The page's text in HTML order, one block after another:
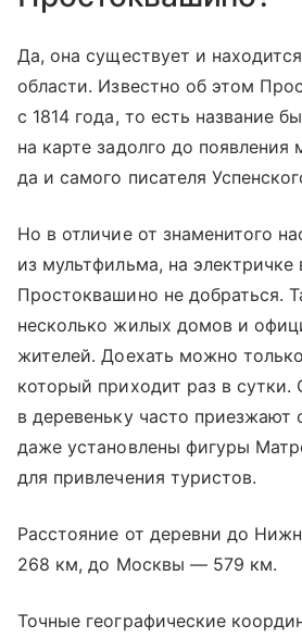
Да, она существует и
области. Известно об этом
с 1814 года, то есть название
на карте задолго до появления
да и самого писателя
Но в отличие от знаменитого
из мультфильма, на электричке
Простоквашино не добраться.
несколько жилых домов и
жителей. Доехать можно
который приходит раз в сутки.
в деревеньку часто приезжают
даже установлены фигуры
для привлечения туристов.
Расстояние от деревни до
268 км, до Москвы — 579 км.
Точные географические